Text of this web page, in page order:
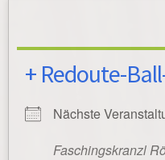
+ Redoute-
Nächste
Faschingskranzl